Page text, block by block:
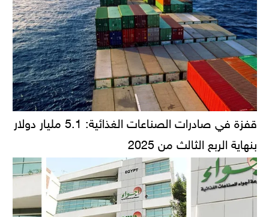
قفزة في صادرات الصناعات الغذائية: 5.1 مليار دولار
بنهاية الربع الثالث من 2025